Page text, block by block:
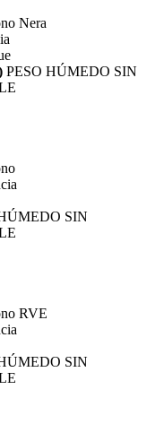
Nera
PESO HÚMEDO SIN
SIN
RVE
SIN